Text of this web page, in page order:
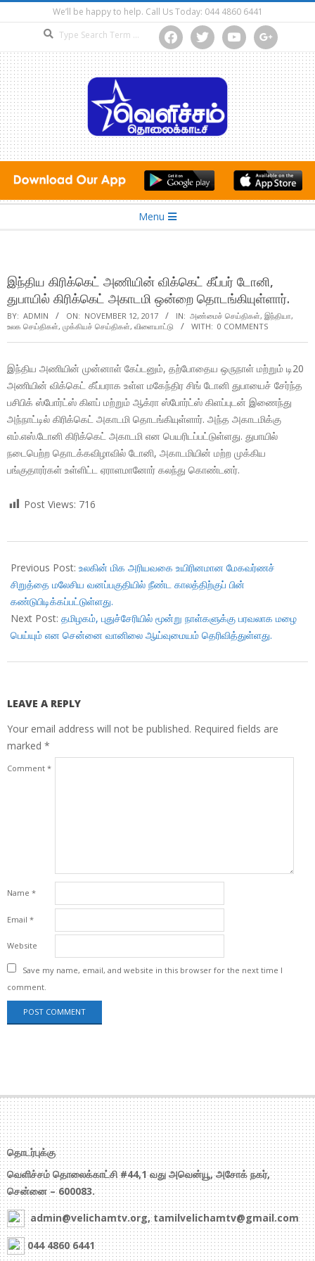
to
We’ll be happy to help. Call Us Today: 044 4860 6441
facebooktwitter youtube google
Menu
இந்திய கிரிக்கெட் அணியின் விக்கெட் கீப்பர் டோனி,
துபாயில் கிரிக்கெட் அகாடமி ஒன்றை தொடங்கியுள்ளார்.
BY: ADMIN ON: NOVEMBER 12, 2017 IN: அண்மைச் செய்திகள், இந்தியா,
உலக செய்திகள், முக்கியச் செய்திகள், விளையாட்டு WITH: 0 COMMENTS
இந்திய அணியின் முன்னாள் கேப்டனும், தற்போதைய ஒருநாள் மற்றும் டி20
அணியின் விக்கெட் கீப்பராக உள்ள மகேந்திர சிங் டோனி துபாயைச் சேர்ந்த
பசிபிக் ஸ்போர்ட்ஸ் கிளப் மற்றும் ஆக்ரா ஸ்போர்ட்ஸ் கிளப்புடன் இணைந்து
அந்நாட்டில் கிரிக்கெட் அகாடமி தொடங்கியுள்ளார். அந்த அகாடமிக்கு
எம்.எஸ்.டோனி கிரிக்கெட் அகாடமி என பெயரிடப்பட்டுள்ளது. துபாயில்
நடைபெற்ற தொடக்கவிழாவில் டோனி, அகாடமியின் மற்ற முக்கிய
பங்குதாரர்கள் உள்ளிட்ட ஏராளமானோர் கலந்து கொண்டனர்.
Post Views: 716
11-
12
Previous Post: உலகின் மிக அரியவகை உயிரினமான மேகவர்ணச்
சிறுத்தை மலேசிய வனப்பகுதியில் நீண்ட காலத்திற்குப் பின்
கண்டுபிடிக்கப்பட்டுள்ளது.
Next Post: தமிழகம், புதுச்சேரியில் மூன்று நாள்களுக்கு பரவலாக மழை
பெய்யும் என சென்னை வானிலை ஆய்வுமையம் தெரிவித்துள்ளது.
LEAVE A REPLY
Your email address will not be published. Required fields are
marked *
Comment *
Name *
Email *
Website
Save my name, email, and website in this browser for the next time I
comment.
தொடர்புக்கு
வெளிச்சம் தொலைக்காட்சி #44,1 வது அவென்யூ, அசோக் நகர்,
சென்னை – 600083.
admin@velichamtv.org, tamilvelichamtv@gmail.com
044 4860 6441